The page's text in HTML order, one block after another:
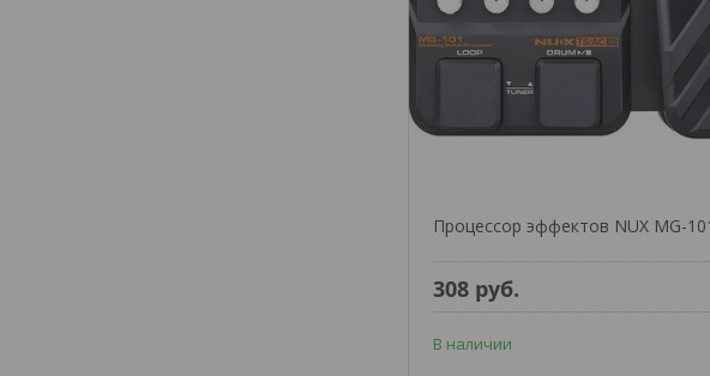
Процессор эффектов NUX MG-
308 руб.
В наличии